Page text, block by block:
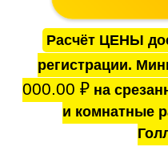
Расчёт ЦЕНЫ
регистрации.
000.00 ₽на
и комнатные